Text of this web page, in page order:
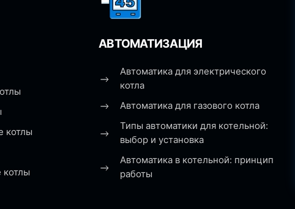
котлы
АВТОМАТИЗАЦИЯ
Автоматика для электрического
котла
Автоматика для газового котла
Типы автоматики для котельной:
выбор и установка
Автоматика в котельной: принцип
работы